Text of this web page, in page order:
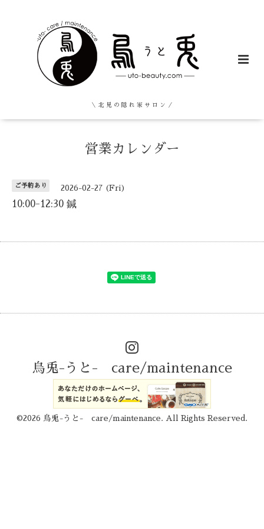
＼ 北 見 の 隠 れ 家 サ ロ ン ／
営業カレンダー
ご予約あり 2026-02-27 (Fri)
10:00-12:30 鍼
烏兎-うと- care/maintenance
©2026 烏兎-うと- care/maintenance . All Rights Reserved.